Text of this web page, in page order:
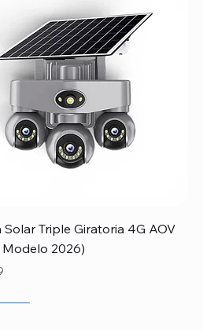
Vista rápida
Solar Triple Giratoria 4G AOV
2026)